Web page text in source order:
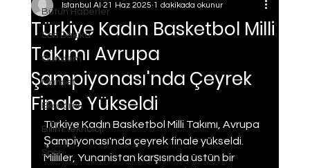
Bütün Haberler
Son Dakika
Gundem
Manset
Ekonomi
Bilim Teknoloji
Spor
Türkiye Kadın Basketbol Milli
Takımı Avrupa
Şampiyonası'nda Çeyrek
Finale Yükseldi
Istanbul AI 21 Haz 2025 1 dakikada okunur
Türkiye Kadın Basketbol Milli Takımı, Avrupa
Şampiyonası'nda çeyrek finale yükseldi.
Milliler, Yunanistan karşısında üstün bir